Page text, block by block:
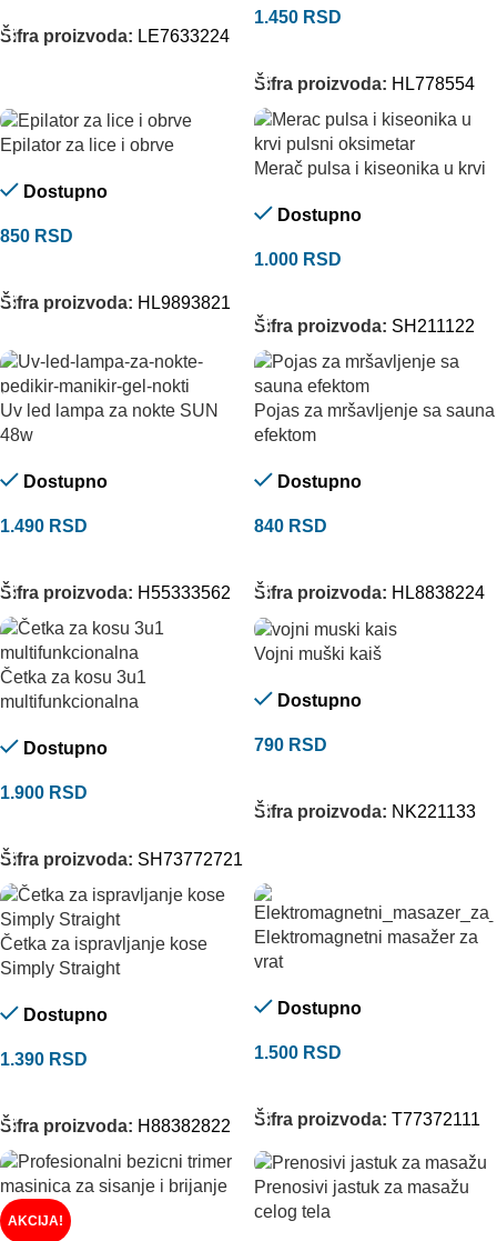
Šifra proizvoda: LE7633224
1.450 RSD
Šifra proizvoda: HL778554
Epilator za lice i obrve
Dostupno
850 RSD
Šifra proizvoda: HL9893821
Merač pulsa i kiseonika u krvi
Dostupno
1.000 RSD
Šifra proizvoda: SH211122
Uv led lampa za nokte SUN
48w
Dostupno
1.490 RSD
Šifra proizvoda: H55333562
Pojas za mršavljenje sa sauna
efektom
Dostupno
840 RSD
Šifra proizvoda: HL8838224
Četka za kosu 3u1
multifunkcionalna
Dostupno
1.900 RSD
Šifra proizvoda: SH73772721
Vojni muški kaiš
Dostupno
790 RSD
Šifra proizvoda: NK221133
Četka za ispravljanje kose
Simply Straight
Dostupno
1.390 RSD
Šifra proizvoda: H88382822
Elektromagnetni masažer za
vrat
Dostupno
1.500 RSD
Šifra proizvoda: T77372111
AKCIJA!
Prenosivi jastuk za masažu
celog tela